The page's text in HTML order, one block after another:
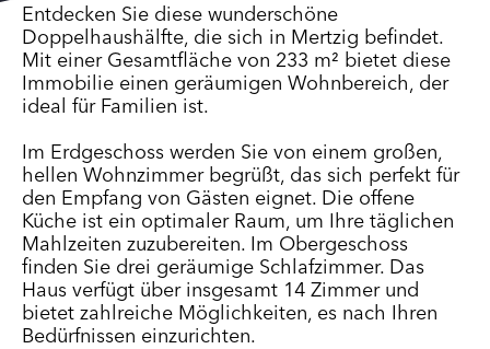
Entdecken Sie diese wunderschöne
Doppelhaushälfte, die sich in Mertzig befindet.
Mit einer Gesamtfläche von 233 m² bietet diese
Immobilie einen geräumigen Wohnbereich, der
ideal für Familien ist.
Im Erdgeschoss werden Sie von einem großen,
hellen Wohnzimmer begrüßt, das sich perfekt für
den Empfang von Gästen eignet. Die offene
Küche ist ein optimaler Raum, um Ihre täglichen
Mahlzeiten zuzubereiten. Im Obergeschoss
finden Sie drei geräumige Schlafzimmer. Das
Haus verfügt über insgesamt 14 Zimmer und
bietet zahlreiche Möglichkeiten, es nach Ihren
Bedürfnissen einzurichten.